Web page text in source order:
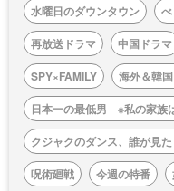
水曜日のダウンタウン
再放送ドラマ
中国ドラマ
SPY×FAMILY
海外＆韓
日本一の最低男 ※私の家族
クジャクのダンス、誰が見た
呪術廻戦
今週の特番